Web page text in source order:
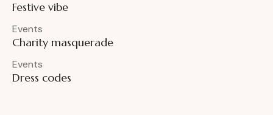
Festive vibe
Events
Charity masquerade
Events
Dress codes